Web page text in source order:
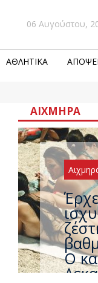
06 Αυγούστου,
ΑΘΛΗΤΙΚΆ
ΑΙΧΜΗΡΆ
που